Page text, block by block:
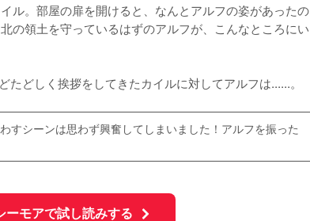
ル。部屋の扉を開けると、なんとアルフの姿があったの
の領土を守っているはずのアルフが、こんなところにい
たどしく挨拶をしてきたカイルに対してアルフは......。
すシーンは思わず興奮してしまいました！アルフを振った
ーモアで試し読みする